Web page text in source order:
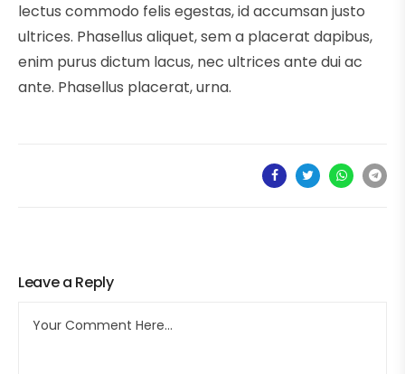
lectus commodo felis egestas, id accumsan justo
ultrices. Phasellus aliquet, sem a placerat dapibus,
enim purus dictum lacus, nec ultrices ante dui ac
ante. Phasellus placerat, urna.
Leave a Reply